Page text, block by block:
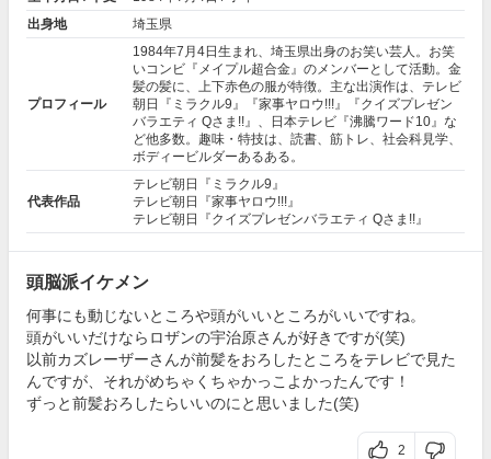
出身地
埼玉県
プロフィール
1984年7月4日生まれ、埼玉県出身のお笑い芸人。お笑
いコンビ『メイプル超合金』のメンバーとして活動。金
髪の髪に、上下赤色の服が特徴。主な出演作は、テレビ
朝日『ミラクル9』『家事ヤロウ!!!』『クイズプレゼン
バラエティ Qさま!!』、日本テレビ『沸騰ワード10』な
ど他多数。趣味・特技は、読書、筋トレ、社会科見学、
ボディービルダーあるある。
代表作品
テレビ朝日『ミラクル9』
テレビ朝日『家事ヤロウ!!!』
テレビ朝日『クイズプレゼンバラエティ Qさま!!』
頭脳派イケメン
何事にも動じないところや頭がいいところがいいですね。
頭がいいだけならロザンの宇治原さんが好きですが(笑)
以前カズレーザーさんが前髪をおろしたところをテレビで見た
んですが、それがめちゃくちゃかっこよかったんです！
ずっと前髪おろしたらいいのにと思いました(笑)
2